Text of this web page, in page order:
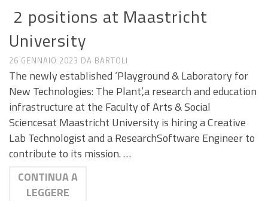
2 positions at Maastricht
University
26 GENNAIO 2023 DA BARTOLI
The newly established ‘Playground & Laboratory for
New Technologies: The Plant’,a research and education
infrastructure at the Faculty of Arts & Social
Sciencesat Maastricht University is hiring a Creative
Lab Technologist and a ResearchSoftware Engineer to
contribute to its mission. …
CONTINUA A
LEGGERE